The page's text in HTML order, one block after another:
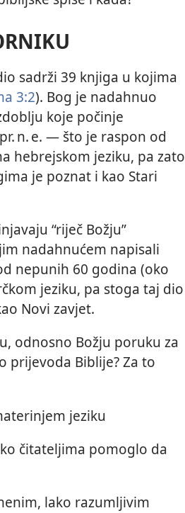
sadrži 39 knjiga u kojima
3:2). Bog je nadahnuo
koje počinje
n. e. — što je raspon od
hebrejskom jeziku, pa zato
je poznat i kao Stari
“riječ Božju”
nadahnućem napisali
nepunih 60 godina (oko
jeziku, pa stoga taj dio
Novi zavjet.
odnosno Božju poruku za
prijevoda Biblije? Za to
jeziku
čitateljima pomoglo da
lako razumljivim